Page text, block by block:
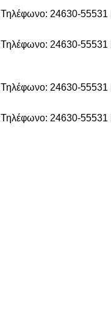
Τηλέφωνο: 24630-55531
Τηλέφωνο: 24630-55531
Τηλέφωνο: 24630-55531
Τηλέφωνο: 24630-55531